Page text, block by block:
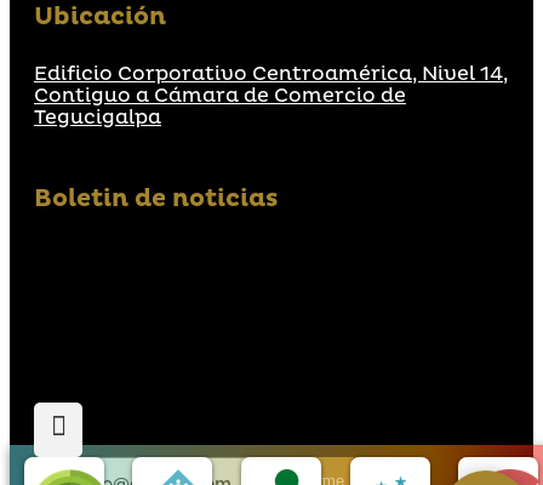
Ubicación
Edificio Corporativo Centroamérica, Nivel 14,
Contiguo a Cámara de Comercio de
Tegucigalpa
Boletin de noticias
Suscribirme